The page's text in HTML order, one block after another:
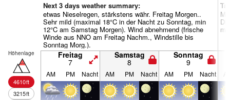
Next 3 days weather summary:
etwas Nieselregen, stärkstens währ. Freitag Morgen..
Sehr mild (maximal 18°C in der Nacht zu Sonntag, min
12°C am Samstag Morgen). Wind abnehmend (frische
Winde aus NNO am Freitag Nachm., Windstille bis
Sonntag Morg.).
Höhenlage
4610ft
3215ft
Freitag
7
Samstag
8
Sonntag
9
AM PM Nacht AM PM Nacht AM PM Nacht